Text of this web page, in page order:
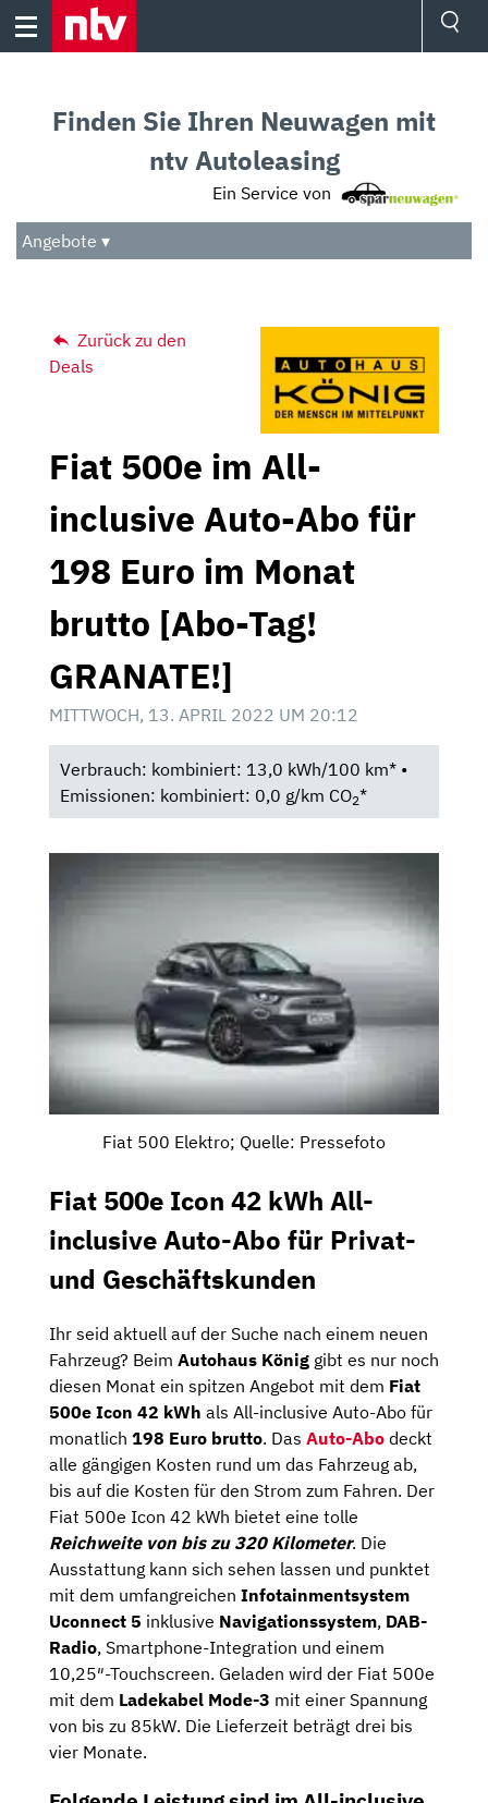
Skip
Audio
Das Beste
Finden Sie Ihren Neuwagen mit
ntv Autoleasing
Ein Service von
Angebote ▾
Zurück zu den
Deals
Fiat 500e im All-
inclusive Auto-Abo für
198 Euro im Monat
brutto [Abo-Tag!
GRANATE!]
MITTWOCH, 13. APRIL 2022 UM 20:12
Verbrauch: kombiniert: 13,0 kWh/100 km* •
Emissionen: kombiniert: 0,0 g/km CO2*
Fiat 500 Elektro; Quelle: Pressefoto
Fiat 500e Icon 42 kWh All-
inclusive Auto-Abo für Privat-
und Geschäftskunden
Ihr seid aktuell auf der Suche nach einem neuen
Fahrzeug? Beim Autohaus König gibt es nur noch
diesen Monat ein spitzen Angebot mit dem Fiat
500e Icon 42 kWh als All-inclusive Auto-Abo für
monatlich 198 Euro brutto. Das Auto-Abo deckt
alle gängigen Kosten rund um das Fahrzeug ab,
bis auf die Kosten für den Strom zum Fahren. Der
Fiat 500e Icon 42 kWh bietet eine tolle
Reichweite von bis zu 320 Kilometer. Die
Ausstattung kann sich sehen lassen und punktet
mit dem umfangreichen Infotainmentsystem
Uconnect 5 inklusive Navigationssystem, DAB-
Radio, Smartphone-Integration und einem
10,25″-Touchscreen. Geladen wird der Fiat 500e
mit dem Ladekabel Mode-3 mit einer Spannung
von bis zu 85kW. Die Lieferzeit beträgt drei bis
vier Monate.